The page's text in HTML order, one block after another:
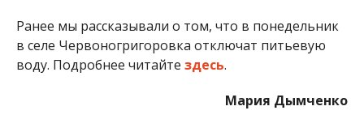
Ранее мы рассказывали о том, что в понедельник
в селе Червоногригоровка отключат питьевую
воду. Подробнее читайте здесь.
Мария Дымченко